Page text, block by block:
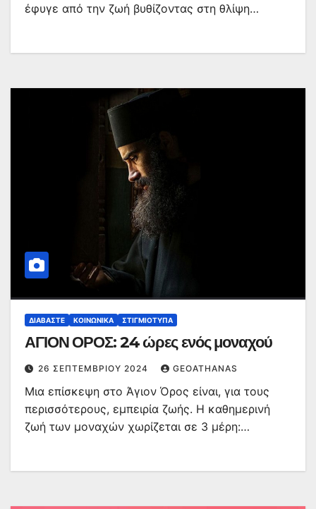
έφυγε από την ζωή βυθίζοντας στη θλίψη…
ΔΙΑΒΆΣΤΕ ΚΟΙΝΩΝΙΚΆ ΣΤΙΓΜΙΌΤΥΠΑ
ΑΓΙΟΝ ΟΡΟΣ: 24 ώρες ενός μοναχού
26 ΣΕΠΤΕΜΒΡΊΟΥ 2024 GEOATHANAS
Μια επίσκεψη στο Άγιον Όρος είναι, για τους
περισσότερους, εμπειρία ζωής. Η καθημερινή
ζωή των μοναχών χωρίζεται σε 3 μέρη:…